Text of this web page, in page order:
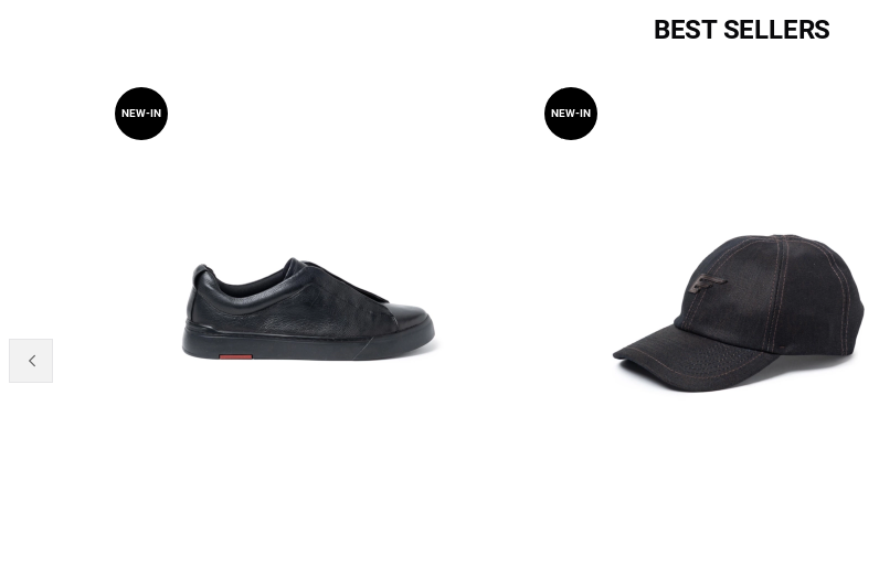
BEST SELLERS
NEW-IN NEW-IN